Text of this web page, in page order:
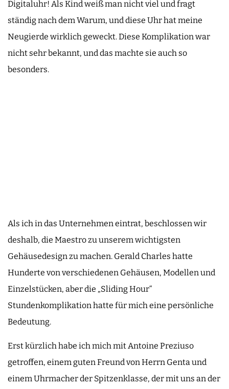
Digitaluhr! Als Kind weiß man nicht viel und fragt
ständig nach dem Warum, und diese Uhr hat meine
Neugierde wirklich geweckt. Diese Komplikation war
nicht sehr bekannt, und das machte sie auch so
besonders.
Als ich in das Unternehmen eintrat, beschlossen wir
deshalb, die Maestro zu unserem wichtigsten
Gehäusedesign zu machen. Gerald Charles hatte
Hunderte von verschiedenen Gehäusen, Modellen und
Einzelstücken, aber die „Sliding Hour“
Stundenkomplikation hatte für mich eine persönliche
Bedeutung.
Erst kürzlich habe ich mich mit Antoine Preziuso
getroffen, einem guten Freund von Herrn Genta und
einem Uhrmacher der Spitzenklasse, der mit uns an der